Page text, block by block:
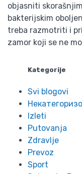
objasniti
bakterijskim
treba razmotriti i
zamor koji se ne
Kategorije
Svi blogovi
Izleti
Putovanja
Zdravlje
Prevoz
Sport